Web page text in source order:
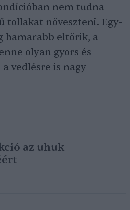
nem tudna
tollakat növeszteni. Egy-
hamarabb eltörik, a
olyan gyors és
vedlésre is nagy
az uhuk